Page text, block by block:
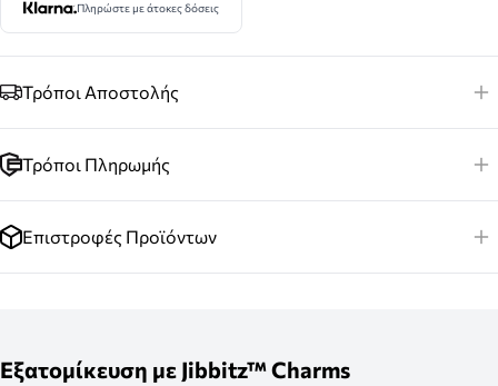
Πληρώστε με άτοκες δόσεις
Τρόποι Αποστολής
Τρόποι Πληρωμής
Επιστροφές Προϊόντων
Εξατομίκευση με Jibbitz™ Charms